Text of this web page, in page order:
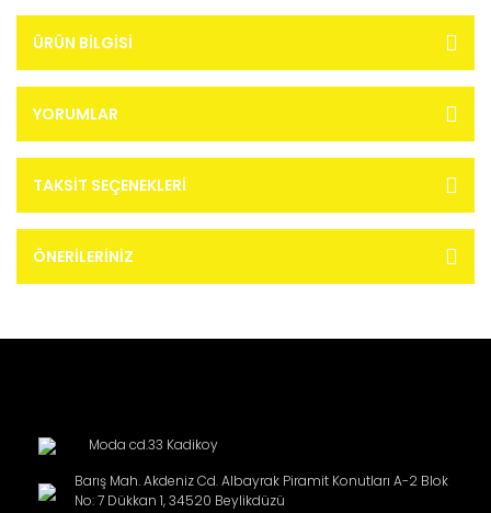
ÜRÜN BILGISI
YORUMLAR
TAKSIT SEÇENEKLERI
ÖNERILERINIZ
Moda cd.33 Kadikoy
Barış Mah. Akdeniz Cd. Albayrak Piramit Konutları A-2 Blok
No: 7 Dükkan 1, 34520 Beylikdüzü